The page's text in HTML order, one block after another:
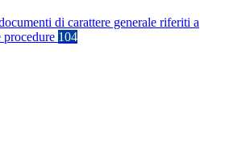
di carattere generale riferiti a
procedure 104